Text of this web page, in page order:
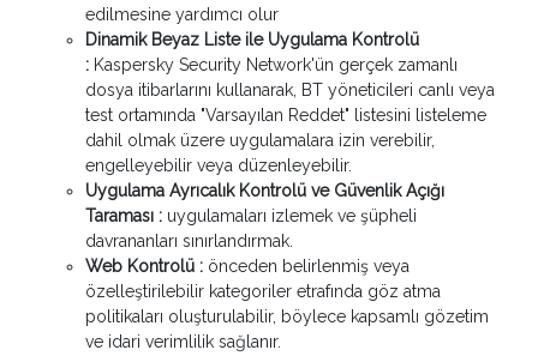
edilmesine yardımcı olur
Dinamik Beyaz Liste ile Uygulama Kontrolü
: Kaspersky Security Network'ün gerçek zamanlı
dosya itibarlarını kullanarak, BT yöneticileri canlı veya
test ortamında "Varsayılan Reddet" listesini listeleme
dahil olmak üzere uygulamalara izin verebilir,
engelleyebilir veya düzenleyebilir.
Uygulama Ayrıcalık Kontrolü ve Güvenlik Açığı
Taraması : uygulamaları izlemek ve şüpheli
davrananları sınırlandırmak.
Web Kontrolü : önceden belirlenmiş veya
özelleştirilebilir kategoriler etrafında göz atma
politikaları oluşturulabilir, böylece kapsamlı gözetim
ve idari verimlilik sağlanır.